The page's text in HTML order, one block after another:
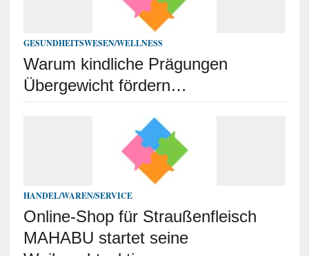
GESUNDHEITSWESEN/WELLNESS
Warum kindliche Prägungen
Übergewicht fördern…
HANDEL/WAREN/SERVICE
Online-Shop für Straußenfleisch
MAHABU startet seine